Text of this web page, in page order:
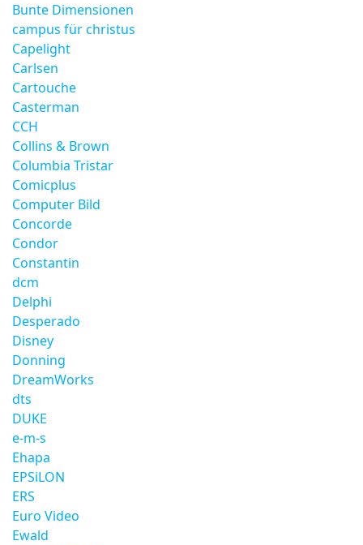
Bunte Dimensionen
campus für christus
Capelight
Carlsen
Cartouche
Casterman
CCH
Collins & Brown
Columbia Tristar
Comicplus
Computer Bild
Concorde
Condor
Constantin
dcm
Delphi
Desperado
Disney
Donning
DreamWorks
dts
DUKE
e-m-s
Ehapa
EPSiLON
ERS
Euro Video
Ewald